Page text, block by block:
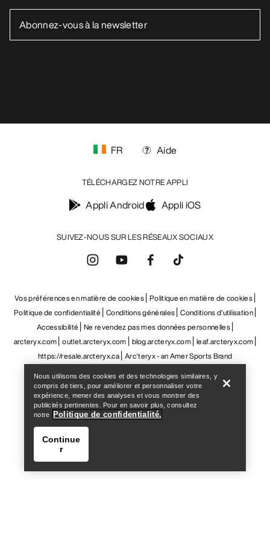
Help
SUIVEZ-NOUS SUR LES RÉSEAUX SOCIAUX
FR Aide
TÉLÉCHARGEZ NOTRE APPLI
Appli Android Appli iOS
Vos préférences en matière de cookies Politique en matière de cookies
Politique de confidentialité Conditions générales Conditions d’utilisation
Accessibilité Ne revendez pas mes données personnelles
arcteryx.com outlet.arcteryx.com blog.arcteryx.com leaf.arcteryx.com
https://resale.arcteryx.ca Arc'teryx - an Amer Sports Brand
Nous utilisons des cookies et des technologies similaires, y
compris de tiers, pour améliorer et personnaliser votre
expérience, mener des analyses et vous montrer des
publicités pertinentes. Pour en savoir plus, consultez
notre
Politique de confidentialité.
Continue
r